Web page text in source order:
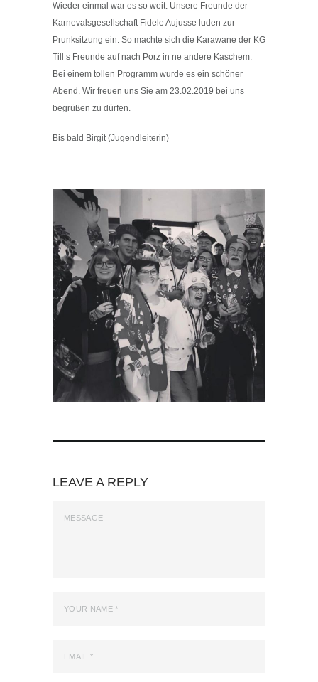
Wieder einmal war es so weit. Unsere Freunde der
Karnevalsgesellschaft Fidele Aujusse luden zur
Prunksitzung ein. So machte sich die Karawane der KG
Till s Freunde auf nach Porz in ne andere Kaschem.
Bei einem tollen Programm wurde es ein schöner
Abend. Wir freuen uns Sie am 23.02.2019 bei uns
begrüßen zu dürfen.
Bis bald Birgit (Jugendleiterin)
LEAVE A REPLY